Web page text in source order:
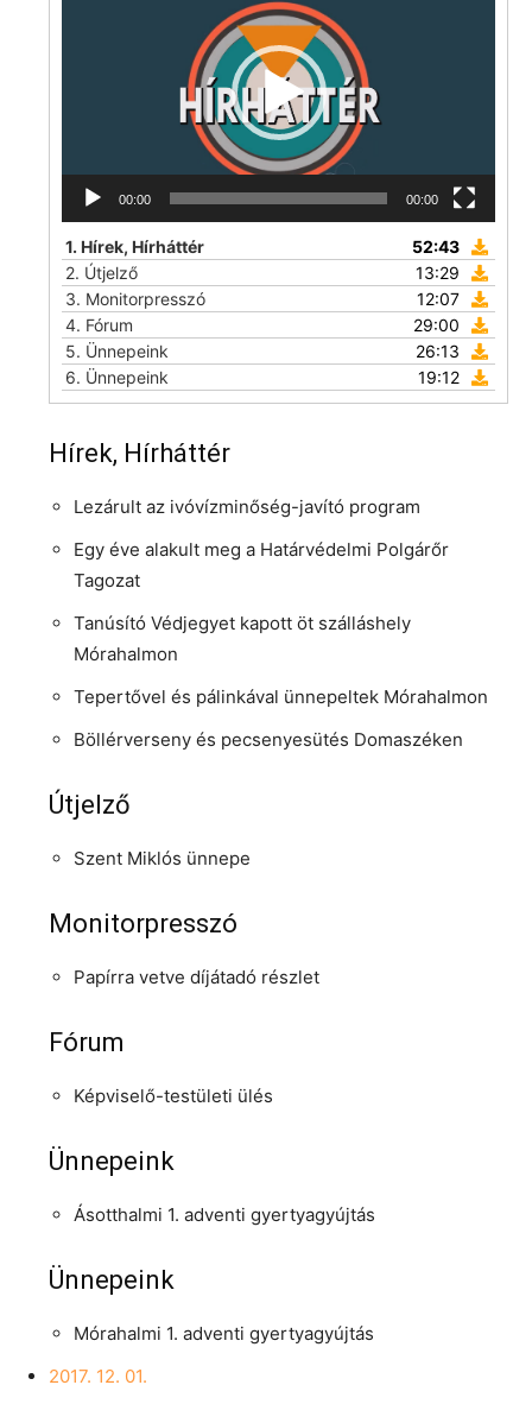
00:00 00:00
1. Hírek, Hírháttér
52:43
2. Útjelző
13:29
3. Monitorpresszó
12:07
4. Fórum
29:00
5. Ünnepeink
26:13
6. Ünnepeink 19:12
Hírek, Hírháttér
Lezárult az ivóvízminőség-javító program
Egy éve alakult meg a Határvédelmi Polgárőr
Tagozat
Tanúsító Védjegyet kapott öt szálláshely
Mórahalmon
Tepertővel és pálinkával ünnepeltek Mórahalmon
Böllérverseny és pecsenyesütés Domaszéken
Útjelző
Szent Miklós ünnepe
Monitorpresszó
Papírra vetve díjátadó részlet
Fórum
Képviselő-testületi ülés
Ünnepeink
Ásotthalmi 1. adventi gyertyagyújtás
Ünnepeink
Mórahalmi 1. adventi gyertyagyújtás
2017. 12. 01.